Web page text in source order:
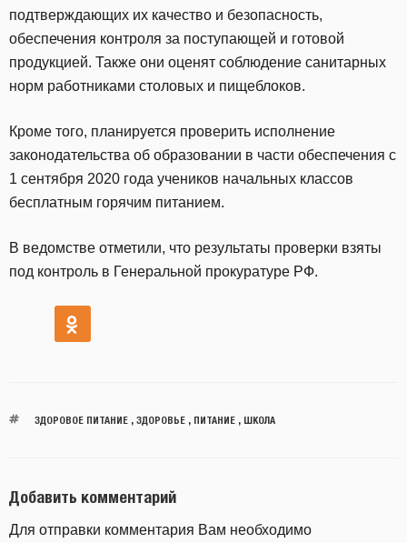
подтверждающих их качество и безопасность,
обеспечения контроля за поступающей и готовой
продукцией. Также они оценят соблюдение санитарных
норм работниками столовых и пищеблоков.
Кроме того, планируется проверить исполнение
законодательства об образовании в части обеспечения с
1 сентября 2020 года учеников начальных классов
бесплатным горячим питанием.
В ведомстве отметили, что результаты проверки взяты
под контроль в Генеральной прокуратуре РФ.
ЗДОРОВОЕ ПИТАНИЕ, ЗДОРОВЬЕ, ПИТАНИЕ, ШКОЛА
Добавить комментарий
Для отправки комментария Вам необходимо